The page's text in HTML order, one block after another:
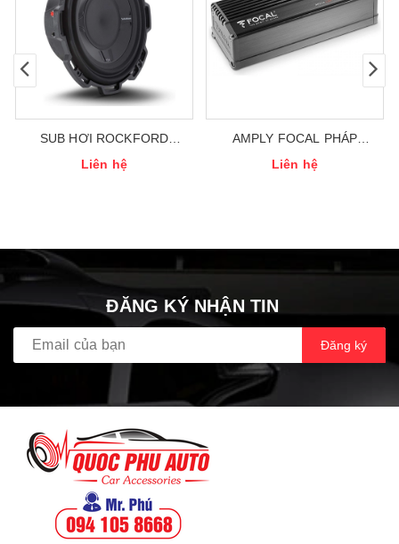
SUB HƠI ROCKFORD
FOSGATE P3SD4 10”
Liên hệ
AMPLY FOCAL PHÁP
IMPULSE 4.320
Liên hệ
ĐĂNG KÝ NHẬN TIN
Đăng ký